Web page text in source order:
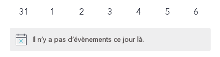
évènementsévènementsévènementsévènementsévènementsévènements
0
31
01
0
2
0
3
0
4
0
5
0
6
NoticeIl n’y a pas d’évènements ce jour là.